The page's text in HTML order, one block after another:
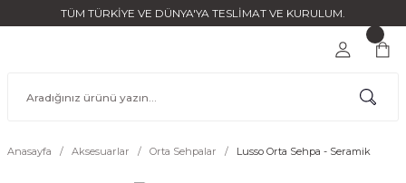
TÜM TÜRKİYE VE DÜNYA'YA TESLİMAT VE KURULUM.
Anasayfa Aksesuarlar Orta Sehpalar Lusso Orta Sehpa - Seramik